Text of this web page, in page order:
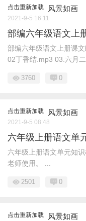
点击重新加载 风景如画
2021-9-5 16:11
部编六年级语文上
部编六年级语文上册课
02丁香结.mp3 03.六月二
3760 0
点击重新加载 风景如画
2021-9-5 08:48
六年级上册语文单
六年级上册语文单元知
老师使用。 ...
2501 0
点击重新加载 风景如画